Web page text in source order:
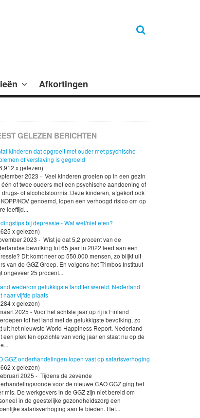
Afkortingen
GELEZEN BERICHTEN
kinderen dat opgroeit met ouder met psychische
of verslaving is gegroeid
x gelezen)
2023 - Veel kinderen groeien op in een gezin
één of twee ouders met een psychische aandoening of
drugs- of alcoholstoornis. Deze kinderen, afgekort ook
KOV genoemd, lopen een verhoogd risico om op
leeftijd...
bij depressie - Wat wel/niet eten?
x gelezen)
2023 - Wist je dat 5,2 procent van de
bevolking tot 65 jaar in 2022 leed aan een
Dit komt neer op 550.000 mensen, zo blijkt uit
van de GGZ Groep. En volgens het Trimbos Instituut
ongeveer 25 procent...
wederom gelukkigste land ter wereld, Nederland
naar vijfde plaats
x gelezen)
2025 - Voor het achtste jaar op rij is Finland
tot het land met de gelukkigste bevolking, zo
uit het nieuwste World Happiness Report. Nederland
een plek ten opzichte van vorig jaar en staat nu op de
GGZ onderhandelingen lopen vast op salarisverhoging
x gelezen)
2025 - Tijdens de zevende
voor de nieuwe CAO GGZ ging het
mis. De werkgevers in de GGZ zijn niet bereid om
in de geestelijke gezondheidszorg een
salarisverhoging aan te bieden. Het...